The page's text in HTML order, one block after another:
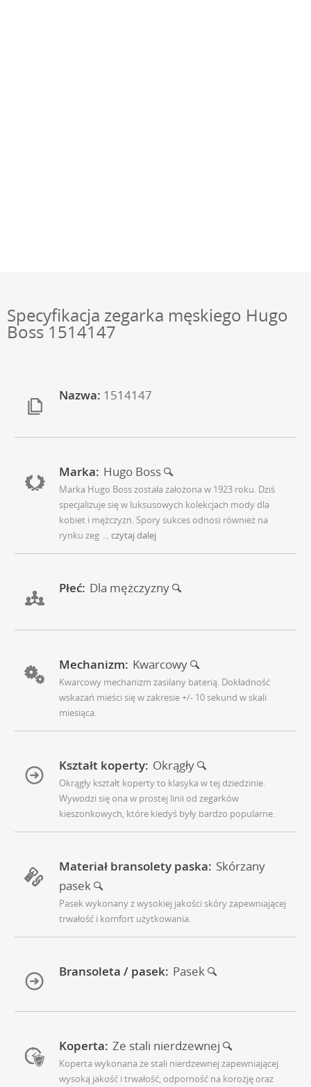
Specyfikacja zegarka męskiego Hugo
Boss 1514147
Nazwa: 1514147
Marka: Hugo Boss
Marka Hugo Boss została założona w 1923 roku. Dziś
specjalizuje się w luksusowych kolekcjach mody dla
kobiet i mężczyzn. Spory sukces odnosi również na
rynku zeg ... czytaj dalej
Płeć: Dla mężczyzny
Mechanizm: Kwarcowy
Kwarcowy mechanizm zasilany baterią. Dokładność
wskazań mieści się w zakresie +/- 10 sekund w skali
miesiąca.
Kształt koperty: Okrągły
Okrągły kształt koperty to klasyka w tej dziedzinie.
Wywodzi się ona w prostej linii od zegarków
kieszonkowych, które kiedyś były bardzo popularne.
Materiał bransolety paska: Skórzany
pasek
Pasek wykonany z wysokiej jakości skóry zapewniającej
trwałość i komfort użytkowania.
Bransoleta / pasek: Pasek
Koperta: Ze stali nierdzewnej
Koperta wykonana ze stali nierdzewnej zapewniającej
wysoką jakość i trwałość, odporność na korozję oraz